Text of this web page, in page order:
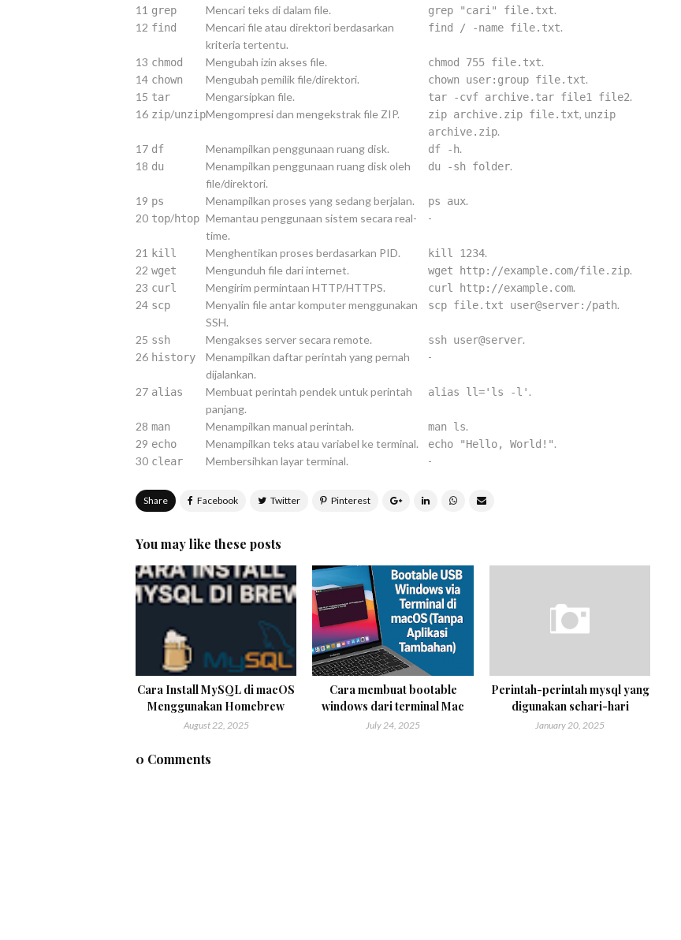
11 grep Mencari teks di dalam file. grep "cari" file.txt.
12 find
Mencari file atau direktori berdasarkan
kriteria tertentu.
find / -name file.txt.
13 chmod Mengubah izin akses file. chmod 755 file.txt.
14 chown Mengubah pemilik file/direktori. chown user:group file.txt.
15 tar Mengarsipkan file. tar -cvf archive.tar file1 file2.
16 zip/unzipMengompresi dan mengekstrak file ZIP. zip archive.zip file.txt, unzip
archive.zip.
17 df Menampilkan penggunaan ruang disk. df -h.
18 du
Menampilkan penggunaan ruang disk oleh
file/direktori.
du -sh folder.
19 ps Menampilkan proses yang sedang berjalan. ps aux.
20 top/htop Memantau penggunaan sistem secara real-
time.
-
21 kill Menghentikan proses berdasarkan PID. kill 1234.
22 wget Mengunduh file dari internet. wget http://example.com/file.zip.
23 curl Mengirim permintaan HTTP/HTTPS. curl http://example.com.
24 scp
Menyalin file antar komputer menggunakan
SSH.
scp file.txt user@server:/path.
25 ssh Mengakses server secara remote. ssh user@server.
26 history
Menampilkan daftar perintah yang pernah
dijalankan.
-
27 alias
Membuat perintah pendek untuk perintah
panjang.
alias ll='ls -l' .
28 man Menampilkan manual perintah. man ls.
29 echo Menampilkan teks atau variabel ke terminal. echo "Hello, World!".
30 clear Membersihkan layar terminal. -
Share
You may like these posts
Cara Install MySQL di macOS
Menggunakan Homebrew
August 22, 2025
Cara membuat bootable
windows dari terminal Mac
July 24, 2025
Perintah-perintah mysql yang
digunakan sehari-hari
January 20, 2025
0 Comments